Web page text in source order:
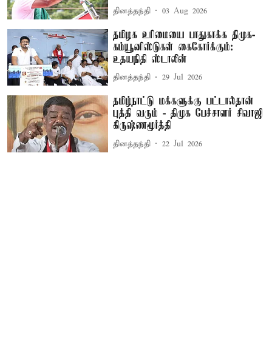
தினத்தந்தி 03 Aug 2026
தமிழக உரிமையை பாதுகாக்க திமுக-
கம்யூனிஸ்டுகள் கைகோர்க்கும்:
உதயநிதி ஸ்டாலின்
தினத்தந்தி 29 Jul 2026
தமிழ்நாட்டு மக்களுக்கு பட்டால்தான்
புத்தி வரும் - திமுக பேச்சாளர் சிவாஜி
கிருஷ்ணமூர்த்தி
தினத்தந்தி 22 Jul 2026